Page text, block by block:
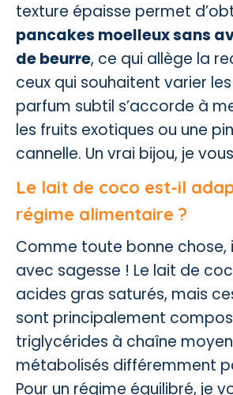
texture épaisse permet
pancakes moelleux sans
de beurre, ce qui allège la
ceux qui souhaitent varier
parfum subtil s’accorde à
les fruits exotiques ou une
cannelle. Un vrai bijou, je
Le lait de coco est-il
régime alimentaire ?
Comme toute bonne chose,
avec sagesse ! Le lait de
acides gras saturés, mais
sont principalement
triglycérides à chaîne
métabolisés différemment
Pour un régime équilibré, je